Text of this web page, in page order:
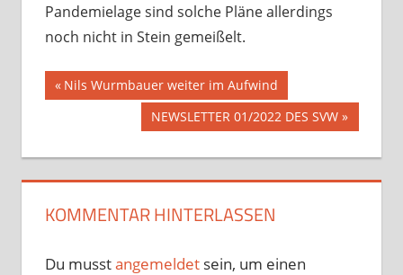
Pandemielage sind solche Pläne allerdings
noch nicht in Stein gemeißelt.
Beitragsnavigation
Vorheriger
Beitrag:
Nils Wurmbauer weiter im Aufwind
Nächster
NEWSLETTER 01/2022 DES SVW
KOMMENTAR HINTERLASSEN
Du musstangemeldetsein, um einen